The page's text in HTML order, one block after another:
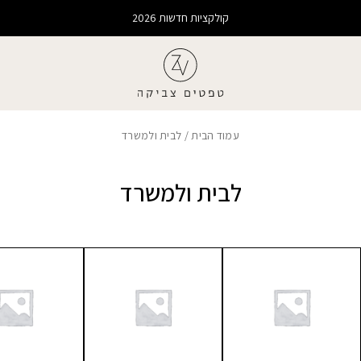
קולקציות חדשות 2026
עמוד הבית/ לבית ולמשרד
לבית ולמשרד